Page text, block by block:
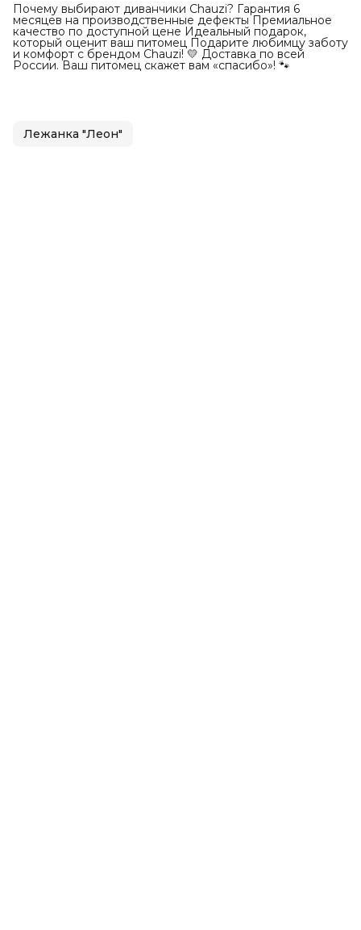
Почему выбирают диванчики Chauzi? Гарантия 6
месяцев на производственные дефекты Премиальное
качество по доступной цене Идеальный подарок,
который оценит ваш питомец Подарите любимцу заботу
и комфорт с брендом Chauzi! 💛 Доставка по всей
России. Ваш питомец скажет вам «спасибо»! 🐾
Лежанка "Леон"